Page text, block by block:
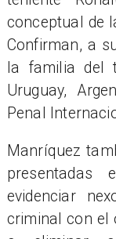
conceptual de
Confirman, a
la familia del
Uruguay,
Penal
Manríquez
presentadas
evidenciar
criminal con el